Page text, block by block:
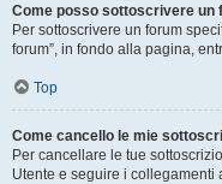
Come posso sottoscrivere un
Per sottoscrivere un forum
forum”, in fondo alla pagina,
Top
Come cancello le mie
Per cancellare le tue
Utente e seguire i collegamenti